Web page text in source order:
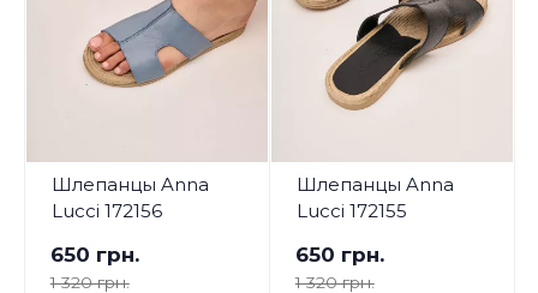
Шлепанцы Anna
Lucci 172156
650 грн.
1 320 грн.
Шлепанцы Anna
Lucci 172155
650 грн.
1 320 грн.